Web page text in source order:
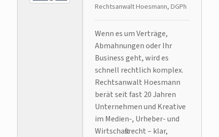
Rechtsanwalt Hoesmann, DGPh
Wenn es um Verträge,
Abmahnungen oder Ihr
Business geht, wird es
schnell rechtlich komplex.
Rechtsanwalt Hoesmann
berät seit fast 20 Jahren
Unternehmen und Kreative
im Medien-, Urheber- und
Wirtschaftsrecht – klar,